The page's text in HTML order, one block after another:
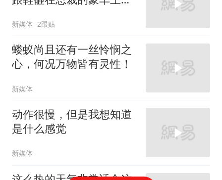
新媒体 2跟贴
蝼蚁尚且还有一丝怜悯之
心，何况万物皆有灵性！
新媒体
动作很慢，但是我想知道
是什么感觉
新媒体